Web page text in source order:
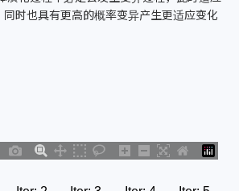
时也具有更高的概率变异产生更适应变化